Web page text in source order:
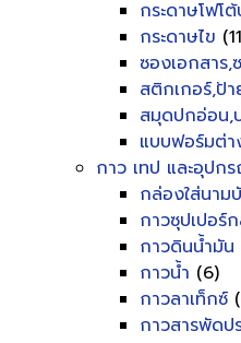
กระดาษโฟโ
กระดาษไข
ซองเอกสาร
สติกเกอร์,ป้
สมุดปกอ่อน,
แบบฟอร์มต่
กาว เทป และอุปก
กล่องใส่นาม
กาวซุปเปอร์
กาวดินน้ำมัน
กาวน้ำ (6)
กาวลาเท็กซ์
กาวสารพัดป